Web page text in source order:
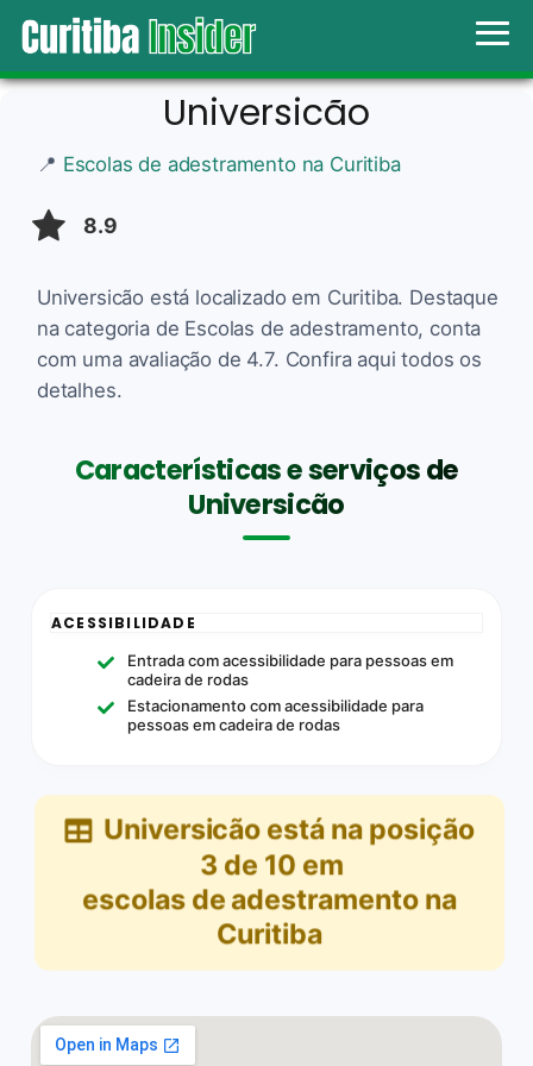
Universicão
📍 Escolas de adestramento na Curitiba
8.9
Universicão está localizado em Curitiba. Destaque
na categoria de Escolas de adestramento, conta
com uma avaliação de 4.7. Confira aqui todos os
detalhes.
Características e serviços de
Universicão
ACESSIBILIDADE
Entrada com acessibilidade para pessoas em
cadeira de rodas
Estacionamento com acessibilidade para
pessoas em cadeira de rodas
Universicão está na posição
3 de 10 em
escolas de adestramento na
Curitiba